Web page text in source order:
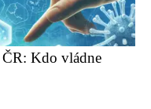
Kdo vládne